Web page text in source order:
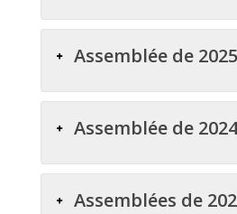
Assemblée de 2025
Assemblée de 2024
Assemblées de